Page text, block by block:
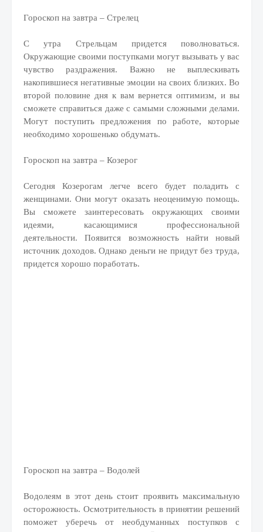
Гороскоп на завтра – Стрелец
С утра Стрельцам придется поволноваться.
Окружающие своими поступками могут вызывать у вас
чувство раздражения. Важно не выплескивать
накопившиеся негативные эмоции на своих близких. Во
второй половине дня к вам вернется оптимизм, и вы
сможете справиться даже с самыми сложными делами.
Могут поступить предложения по работе, которые
необходимо хорошенько обдумать.
Гороскоп на завтра – Козерог
Сегодня Козерогам легче всего будет поладить с
женщинами. Они могут оказать неоценимую помощь.
Вы сможете заинтересовать окружающих своими
идеями, касающимися профессиональной
деятельности. Появится возможность найти новый
источник доходов. Однако деньги не придут без труда,
придется хорошо поработать.
Гороскоп на завтра – Водолей
Водолеям в этот день стоит проявить максимальную
осторожность. Осмотрительность в принятии решений
поможет уберечь от необдуманных поступков с